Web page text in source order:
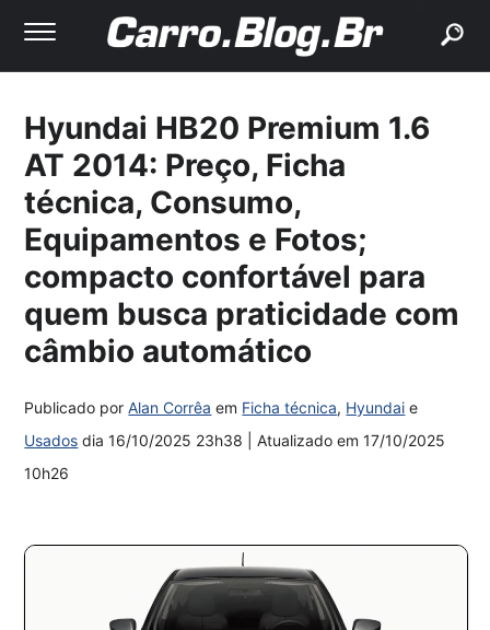
Hyundai HB20 Premium 1.6
AT 2014: Preço, Ficha
técnica, Consumo,
Equipamentos e Fotos;
compacto confortável para
quem busca praticidade com
câmbio automático
Publicado porAlan Corrêa em Ficha técnica, Hyundai e
Usados dia16/10/2025 23h38 | Atualizado em17/10/2025
10h26